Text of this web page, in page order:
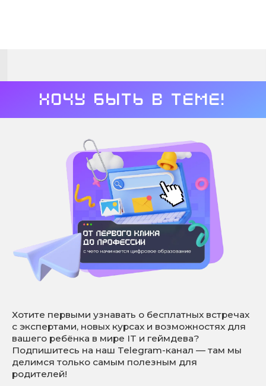
Хочу быть в теме!
Хотите первыми узнавать о бесплатных встречах
с экспертами, новых курсах и возможностях для
вашего ребёнка в мире IT и геймдева?
Подпишитесь на наш Telegram-канал — там мы
делимся только самым полезным для
родителей!